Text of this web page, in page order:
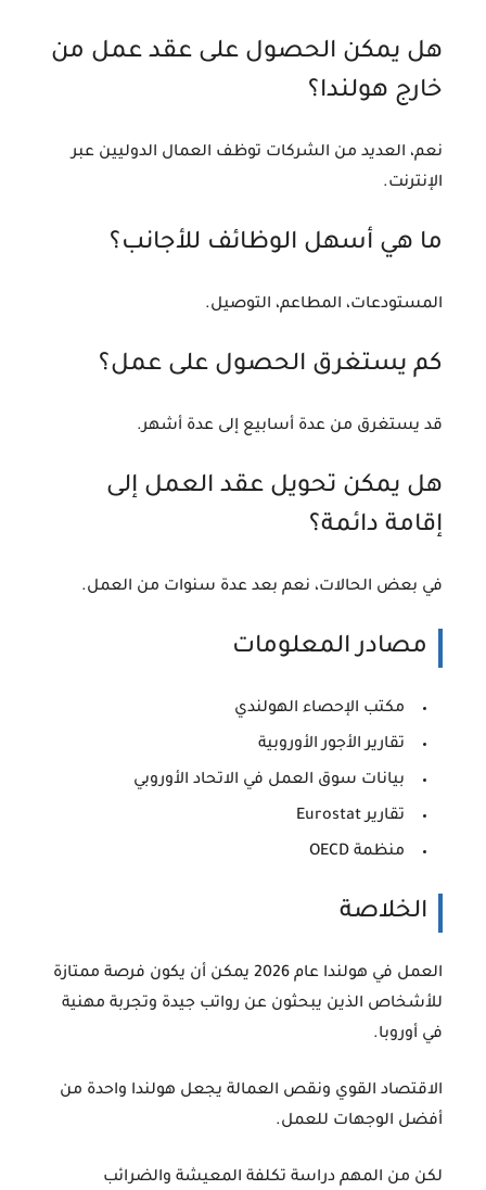
هل يمكن الحصول على عقد عمل من
خارج هولندا؟
نعم، العديد من الشركات توظف العمال الدوليين عبر
الإنترنت.
ما هي أسهل الوظائف للأجانب؟
المستودعات، المطاعم، التوصيل.
كم يستغرق الحصول على عمل؟
قد يستغرق من عدة أسابيع إلى عدة أشهر.
هل يمكن تحويل عقد العمل إلى
إقامة دائمة؟
في بعض الحالات، نعم بعد عدة سنوات من العمل.
مصادر المعلومات
مكتب الإحصاء الهولندي
تقارير الأجور الأوروبية
بيانات سوق العمل في الاتحاد الأوروبي
تقارير Eurostat
منظمة OECD
الخلاصة
العمل في هولندا عام 2026 يمكن أن يكون فرصة ممتازة
للأشخاص الذين يبحثون عن رواتب جيدة وتجربة مهنية
في أوروبا.
الاقتصاد القوي ونقص العمالة يجعل هولندا واحدة من
أفضل الوجهات للعمل.
لكن من المهم دراسة تكلفة المعيشة والضرائب